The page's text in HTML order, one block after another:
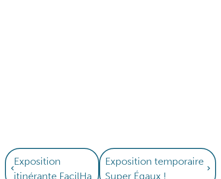
Exposition
itinérante FacilHa
Exposition temporaire
Super Égaux !